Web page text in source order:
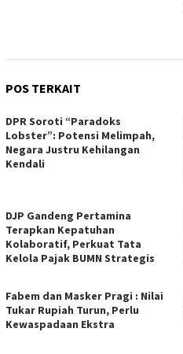
POS TERKAIT
DPR Soroti “Paradoks
Lobster”: Potensi Melimpah,
Negara Justru Kehilangan
Kendali
DJP Gandeng Pertamina
Terapkan Kepatuhan
Kolaboratif, Perkuat Tata
Kelola Pajak BUMN Strategis
Fabem dan Masker Pragi : Nilai
Tukar Rupiah Turun, Perlu
Kewaspadaan Ekstra